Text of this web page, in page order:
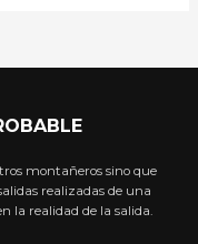
montañeros sino que
realizadas de una
la realidad de la salida.